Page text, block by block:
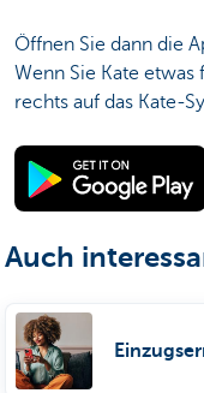
Öffnen Sie dann die
Wenn Sie Kate
rechts auf das Kate-
Auch